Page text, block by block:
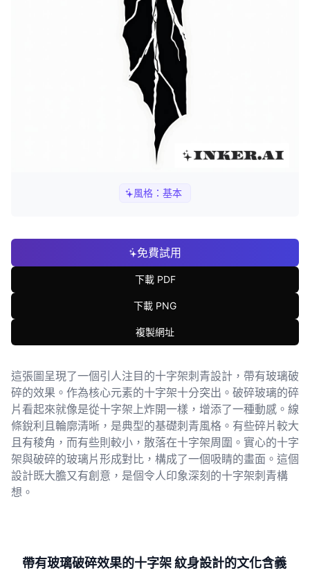
風格： 基本
免費試用
下載 PDF
下載 PNG
複製網址
這張圖呈現了一個引人注目的十字架刺青設計，帶有玻璃破
碎的效果。作為核心元素的十字架十分突出。破碎玻璃的碎
片看起來就像是從十字架上炸開一樣，增添了一種動感。線
條銳利且輪廓清晰，是典型的基礎刺青風格。有些碎片較大
且有稜角，而有些則較小，散落在十字架周圍。實心的十字
架與破碎的玻璃片形成對比，構成了一個吸睛的畫面。這個
設計既大膽又有創意，是個令人印象深刻的十字架刺青構
想。
帶有玻璃破碎效果的十字架 紋身設計的文化含義